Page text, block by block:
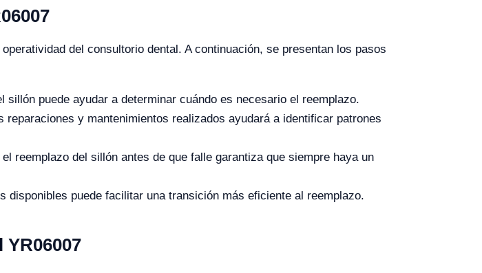
del consultorio dental. A continuación, se presentan los pasos
sillón puede ayudar a determinar cuándo es necesario el reemplazo.
reparaciones y mantenimientos realizados ayudará a identificar patrones
reemplazo del sillón antes de que falle garantiza que siempre haya un
disponibles puede facilitar una transición más eficiente al reemplazo.